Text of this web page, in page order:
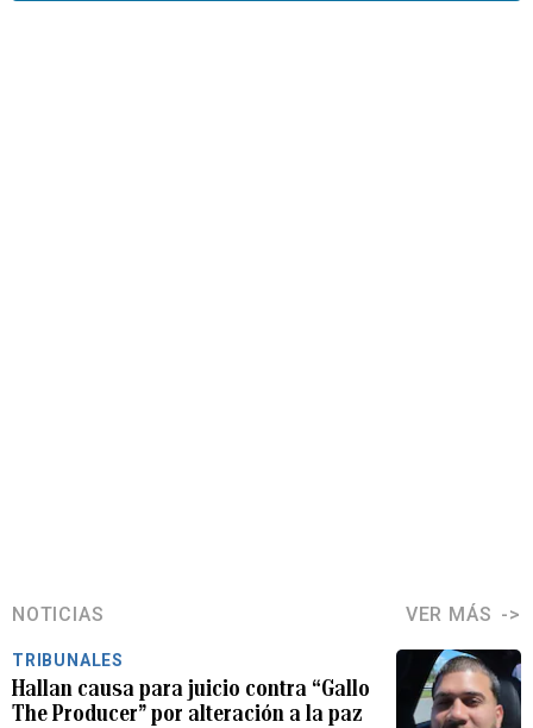
NOTICIAS VER MÁS
TRIBUNALES
Hallan causa para juicio contra “Gallo
The Producer” por alteración a la paz